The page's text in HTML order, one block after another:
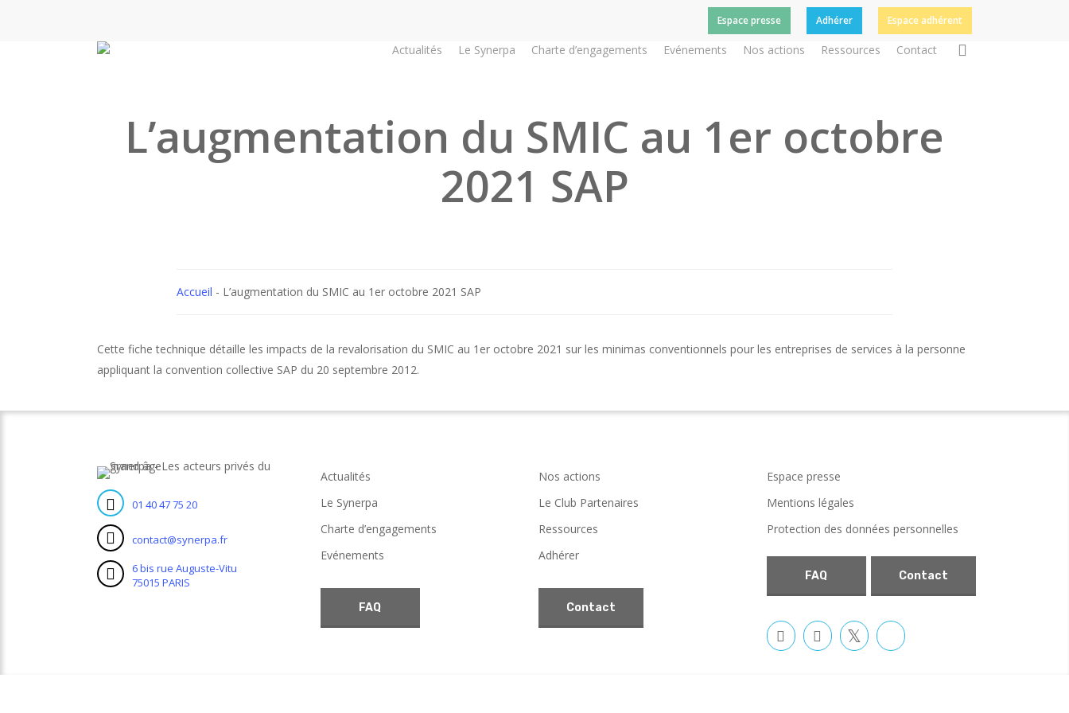
Espace presse Adhérer Espace adhérent
Actualités Le Synerpa Charte d’engagements Evénements Nos actions Ressources Contact
L’augmentation du SMIC au 1er octobre
2021 SAP
Accueil - L’augmentation du SMIC au 1er octobre 2021 SAP
Cette fiche technique détaille les impacts de la revalorisation du SMIC au 1er octobre 2021 sur les minimas conventionnels pour les entreprises de services à la personne
appliquant la convention collective SAP du 20 septembre 2012.
01 40 47 75 20
contact@synerpa.fr
6 bis rue Auguste-Vitu
75015 PARIS
Actualités
Le Synerpa
Charte d’engagements
Evénements
Nos actions
Le Club Partenaires
Ressources
Adhérer
FAQ Contact
Espace presse
Mentions légales
Protection des données personnelles
FAQ Contact